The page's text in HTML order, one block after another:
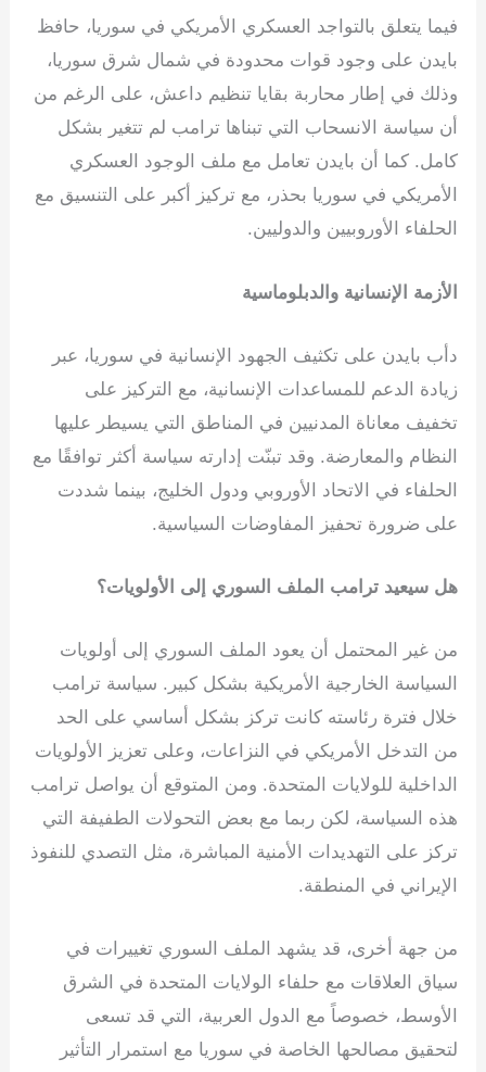
فيما يتعلق بالتواجد العسكري الأمريكي في سوريا، حافظ
بايدن على وجود قوات محدودة في شمال شرق سوريا،
وذلك في إطار محاربة بقايا تنظيم داعش، على الرغم من
أن سياسة الانسحاب التي تبناها ترامب لم تتغير بشكل
كامل. كما أن بايدن تعامل مع ملف الوجود العسكري
الأمريكي في سوريا بحذر، مع تركيز أكبر على التنسيق مع
الحلفاء الأوروبيين والدوليين.
الأزمة الإنسانية والدبلوماسية
دأب بايدن على تكثيف الجهود الإنسانية في سوريا، عبر
زيادة الدعم للمساعدات الإنسانية، مع التركيز على
تخفيف معاناة المدنيين في المناطق التي يسيطر عليها
النظام والمعارضة. وقد تبنّت إدارته سياسة أكثر توافقًا مع
الحلفاء في الاتحاد الأوروبي ودول الخليج، بينما شددت
على ضرورة تحفيز المفاوضات السياسية.
هل سيعيد ترامب الملف السوري إلى الأولويات؟
من غير المحتمل أن يعود الملف السوري إلى أولويات
السياسة الخارجية الأمريكية بشكل كبير. سياسة ترامب
خلال فترة رئاسته كانت تركز بشكل أساسي على الحد
من التدخل الأمريكي في النزاعات، وعلى تعزيز الأولويات
الداخلية للولايات المتحدة. ومن المتوقع أن يواصل ترامب
هذه السياسة، لكن ربما مع بعض التحولات الطفيفة التي
تركز على التهديدات الأمنية المباشرة، مثل التصدي للنفوذ
الإيراني في المنطقة.
من جهة أخرى، قد يشهد الملف السوري تغييرات في
سياق العلاقات مع حلفاء الولايات المتحدة في الشرق
الأوسط، خصوصاً مع الدول العربية، التي قد تسعى
لتحقيق مصالحها الخاصة في سوريا مع استمرار التأثير